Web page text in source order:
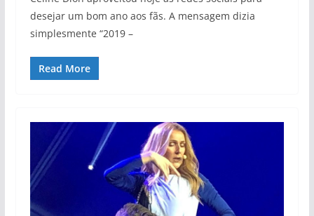
desejar um bom ano aos fãs. A mensagem dizia
simplesmente “2019 –
Read More